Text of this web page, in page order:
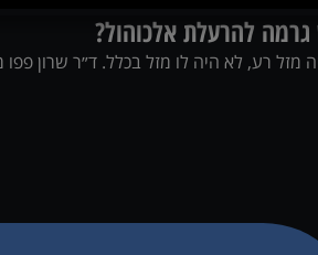
להרעלת אלכוהול?
מזל רע, לא היה לו מזל בכלל. ד״ר שרון